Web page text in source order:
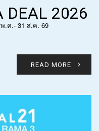
DEAL 2026
.ค.- 31 ส.ค. 69
READ MORE